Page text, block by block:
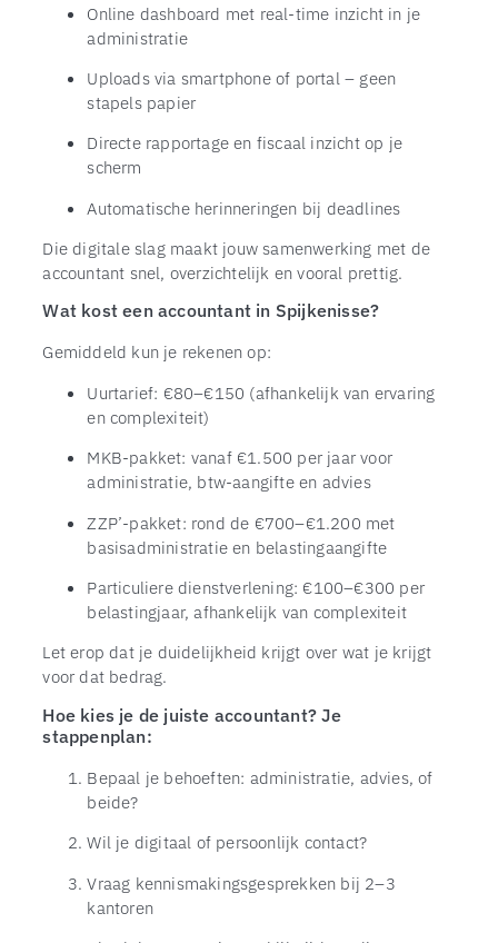
Online dashboard met real-time inzicht in je
administratie
Uploads via smartphone of portal – geen
stapels papier
Directe rapportage en fiscaal inzicht op je
scherm
Automatische herinneringen bij deadlines
Die digitale slag maakt jouw samenwerking met de
accountant snel, overzichtelijk en vooral prettig.
Wat kost een accountant in Spijkenisse?
Gemiddeld kun je rekenen op:
Uurtarief: €80–€150 (afhankelijk van ervaring
en complexiteit)
MKB-pakket: vanaf €1.500 per jaar voor
administratie, btw-aangifte en advies
ZZP’-pakket: rond de €700–€1.200 met
basisadministratie en belastingaangifte
Particuliere dienstverlening: €100–€300 per
belastingjaar, afhankelijk van complexiteit
Let erop dat je duidelijkheid krijgt over wat je krijgt
voor dat bedrag.
Hoe kies je de juiste accountant? Je
stappenplan:
Bepaal je behoeften: administratie, advies, of
beide?
Wil je digitaal of persoonlijk contact?
Vraag kennismakingsgesprekken bij 2–3
kantoren